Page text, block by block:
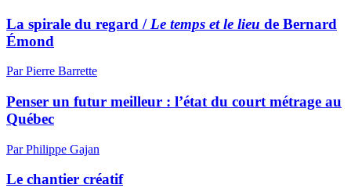
La spirale du regard / Le temps et le lieu de Bernard
Émond
Par Pierre Barrette
Penser un futur meilleur : l’état du court métrage au
Québec
Par Philippe Gajan
Le chantier créatif